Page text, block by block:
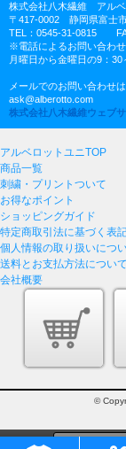
株式会社八木繊維 アルベ
〒417-0002 静岡県富士
TEL：0545-31-0815
※電話によるお問い合わせ
月曜日から金曜日の9：30
メールでのお問い合わせ
ask@alberotto.com
株式会社八木繊維ウェブサ
アルベロットユニTOP
商品一覧
刺繍・プリントついて
お得なポイント
ショッピングガイド
特定商取引法に基づく表
個人情報の取り扱いにつ
送料とお支払方法について
会社概要
©